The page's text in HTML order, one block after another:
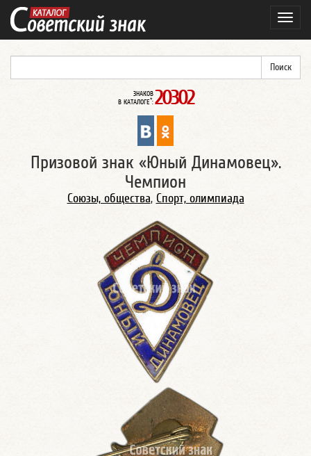
ЗНАКОВ
В КАТАЛОГЕ*: 20302
Призовой знак «Юный Динамовец».
Чемпион
Союзы, общества, Спорт, олимпиада